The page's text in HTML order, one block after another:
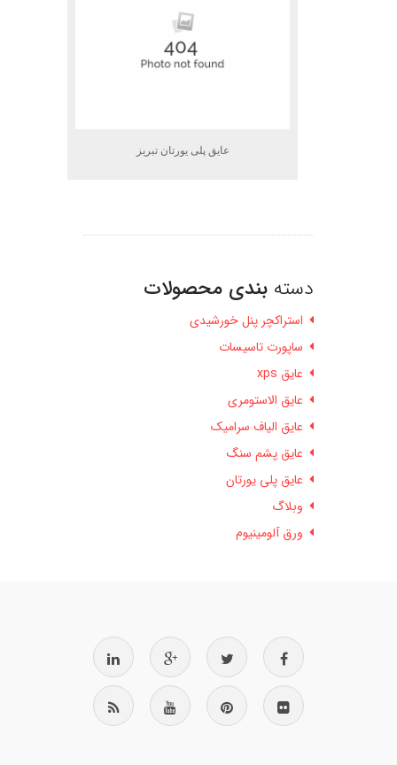
عایق پلی یورتان تبریز
دسته بندی محصولات
استراکچر پنل خورشیدی
ساپورت تاسیسات
عایق xps
عایق الاستومری
عایق الیاف سرامیک
عایق پشم سنگ
عایق پلی یورتان
وبلاگ
ورق آلومینیوم